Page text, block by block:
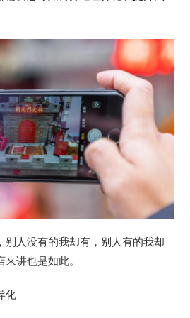
别人没有的我却有，别人有的我却
讲也是如此。
化